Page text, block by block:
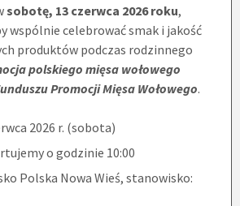
sobotę, 13 czerwca 2026 roku,
wspólnie celebrować smak i jakość
produktów podczas rodzinnego
polskiego mięsa wołowego
Promocji Mięsa Wołowego.
2026 r. (sobota)
o godzinie 10:00
Polska Nowa Wieś, stanowisko: